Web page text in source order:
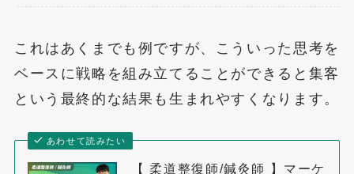
これはあくまでも例ですが、こういった思考を
ベースに戦略を組み立てることができると集客
という最終的な結果も生まれやすくなります。
あわせて読みたい
【 柔道整復師/鍼灸師 】マーケ